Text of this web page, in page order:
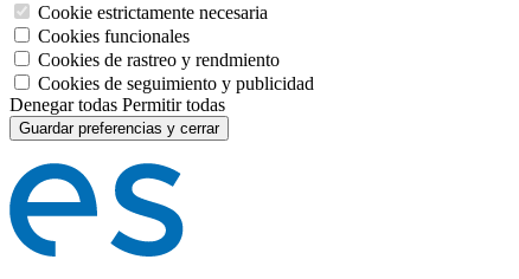
Cookie estrictamente necesaria
Cookies funcionales
Cookies de rastreo y rendmiento
Cookies de seguimiento y publicidad
Denegar todas Permitir todas
Guardar preferencias y cerrar